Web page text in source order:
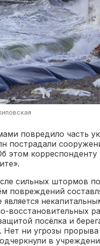
повредило часть
пострадали
этом корреспонденту
сильных штормов
повреждений
восстановительных
посёлка и
Нет ни угрозы
в